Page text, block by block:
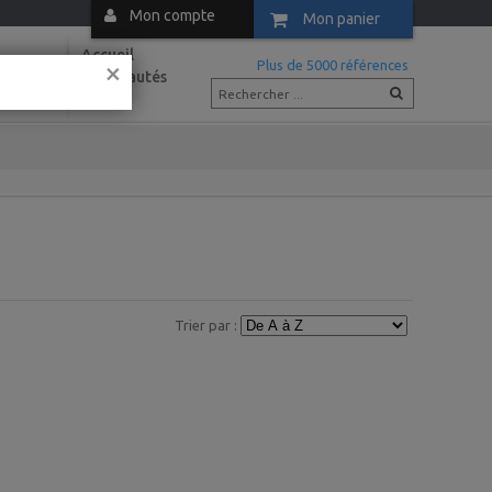
×
Mon compte Mon panier
Accueil
Nouveautés
Plus de 5000 références
Trier par :